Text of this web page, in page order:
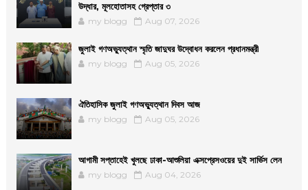
উদ্ধার, মূলহোতাসহ গ্রেপ্তার ৩
my blogg Aug 07, 2026
জুলাই গণঅভ্যুত্থান স্মৃতি জাদুঘর উদ্বোধন করলেন প্রধানমন্ত্রী
my blogg Aug 05, 2026
ঐতিহাসিক জুলাই গণঅভ্যুত্থান দিবস আজ
my blogg Aug 05, 2026
আগামী সপ্তাহেই খুলছে ঢাকা-আশুলিয়া এক্সপ্রেসওয়ের দুই সার্ভিস লেন
my blogg Aug 04, 2026